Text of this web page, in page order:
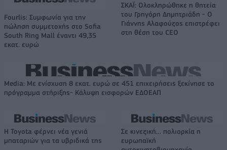
Fourlis: Συμφωνία για την
πώληση συμμετοχής στο Sofia
South Ring Mall έναντι 49,35
εκατ. ευρώ
ΣΚΑΪ: Ολοκληρώθηκε η θητεία
του Γρηγόρη Δημητριάδη - Ο
Γιάννης Αλαφούζος επιστρέφει
στη θέση του CEO
Media: Με ενίσχυση 8 εκατ. ευρώ σε 451 επιχειρήσεις ξεκίνησε το
πρόγραμμα στήριξης- Κάλυψη εισφορών ΕΔΟΕΑΠ
Η Toyota φέρνει νέα γενιά
μπαταριών για τα υβριδικά της
Σε κινεζική… πολιορκία η
ευρωπαϊκή